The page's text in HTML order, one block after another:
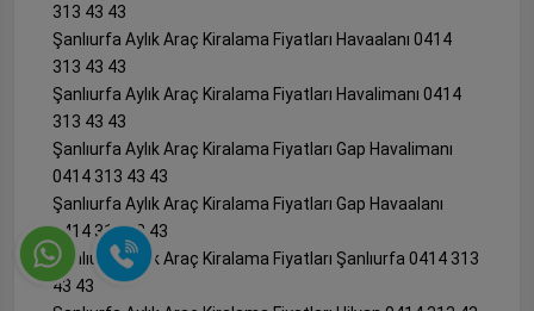
313 43 43
Şanlıurfa Aylık Araç Kiralama Fiyatları Havaalanı 0414
313 43 43
Şanlıurfa Aylık Araç Kiralama Fiyatları Havalimanı 0414
313 43 43
Şanlıurfa Aylık Araç Kiralama Fiyatları Gap Havalimanı
0414 313 43 43
Şanlıurfa Aylık Araç Kiralama Fiyatları Gap Havaalanı
0414 313 43 43
Şanlıurfa Aylık Araç Kiralama Fiyatları Şanlıurfa 0414 313
43 43